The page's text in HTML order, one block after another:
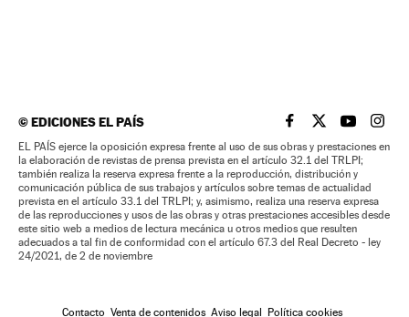
©EDICIONES EL PAÍS EL PAÍS BRASIL EN
EL PAÍSEL PAÍS
EL
EL PAÍS ejerce la oposición expresa frente al uso de sus obras y prestaciones en
la elaboración de revistas de prensa prevista en el artículo 32.1 del TRLPI;
también realiza la reserva expresa frente a la reproducción, distribución y
comunicación pública de sus trabajos y artículos sobre temas de actualidad
prevista en el artículo 33.1 del TRLPI; y, asimismo, realiza una reserva expresa
de las reproducciones y usos de las obras y otras prestaciones accesibles desde
este sitio web a medios de lectura mecánica u otros medios que resulten
adecuados a tal fin de conformidad con el artículo 67.3 del Real Decreto - ley
24/2021, de 2 de noviembre
Contacto Venta de contenidos Aviso legal Política cookies